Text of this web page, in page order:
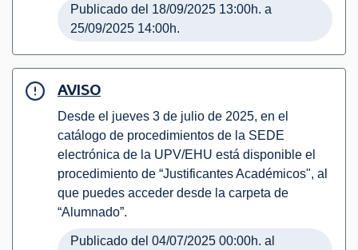
Publicado del 18/09/2025 13:00h. a
25/09/2025 14:00h.
AVISO
Desde el jueves 3 de julio de 2025, en el
catálogo de procedimientos de la SEDE
electrónica de la UPV/EHU está disponible el
procedimiento de “Justificantes Académicos", al
que puedes acceder desde la carpeta de
“Alumnado”.
Publicado del 04/07/2025 00:00h. al